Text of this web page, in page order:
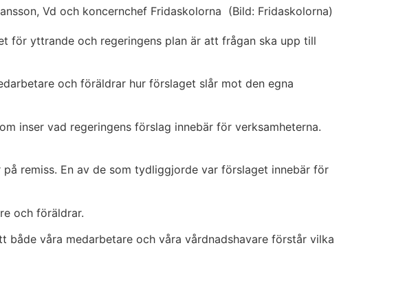
Vd och koncernchef Fridaskolorna (Bild: Fridaskolorna)
för yttrande och regeringens plan är att frågan ska upp till
och föräldrar hur förslaget slår mot den egna
inser vad regeringens förslag innebär för verksamheterna.
remiss. En av de som tydliggjorde var förslaget innebär för
och föräldrar.
våra medarbetare och våra vårdnadshavare förstår vilka